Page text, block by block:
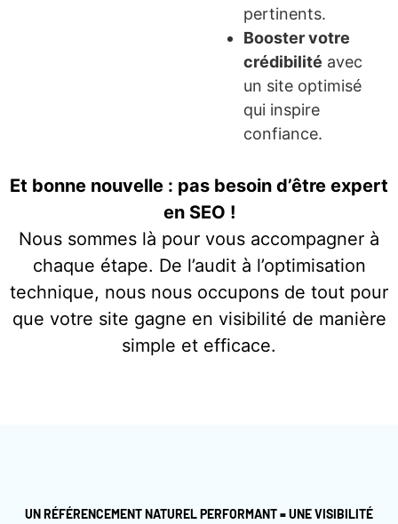
pertinents.
Booster votre
crédibilité avec
un site optimisé
qui inspire
confiance.
Et bonne nouvelle : pas besoin d’être expert
en SEO !
Nous sommes là pour vous accompagner à
chaque étape. De l’audit à l’optimisation
technique, nous nous occupons de tout pour
que votre site gagne en visibilité de manière
simple et efficace.
UN RÉFÉRENCEMENT NATUREL PERFORMANT = UNE VISIBILITÉ